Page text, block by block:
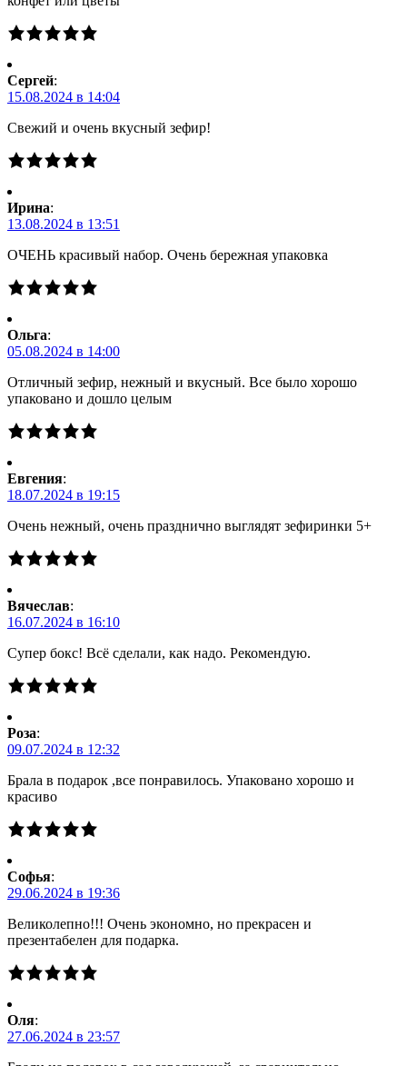
Сергей:
15.08.2024 в 14:04
Свежий и очень вкусный зефир!
Ирина:
13.08.2024 в 13:51
ОЧЕНЬ красивый набор. Очень бережная упаковка
Ольга:
05.08.2024 в 14:00
Отличный зефир, нежный и вкусный. Все было хорошо
упаковано и дошло целым
Евгения:
18.07.2024 в 19:15
Очень нежный, очень празднично выглядят зефиринки 5+
Вячеслав:
16.07.2024 в 16:10
Супер бокс! Всё сделали, как надо. Рекомендую.
Роза:
09.07.2024 в 12:32
Брала в подарок ,все понравилось. Упаковано хорошо и
красиво
Софья:
29.06.2024 в 19:36
Великолепно!!! Очень экономно, но прекрасен и
презентабелен для подарка.
Оля:
27.06.2024 в 23:57